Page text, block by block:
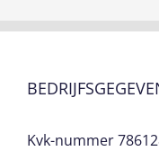
Kvk-nummer